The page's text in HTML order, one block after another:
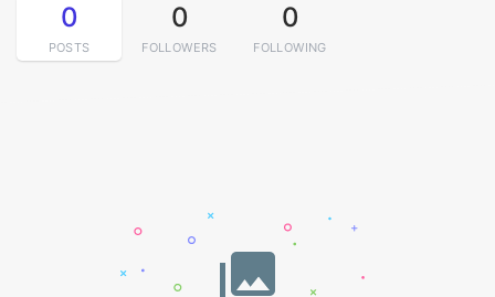
0
POSTS
0
FOLLOWERS
0
FOLLOWING